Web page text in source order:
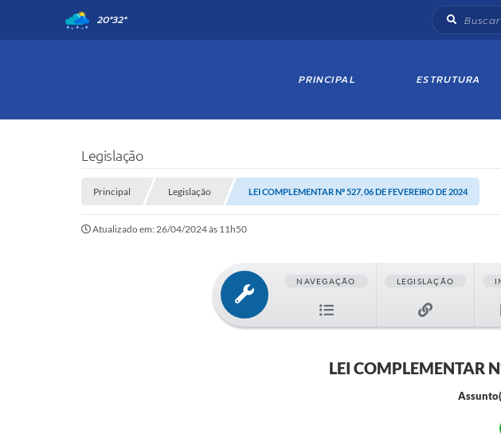
20°32°
PRINCIPAL ESTRUTURA
Legislação
Principal Legislação LEI COMPLEMENTAR Nº 527, 06 DE FEVEREIRO DE 2024
Atualizado em: 26/04/2024 às 11h50
NAVEGAÇÃO LEGISLAÇÃO
LEI COMPLEMENTAR